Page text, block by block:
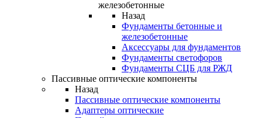
железобетонные
Назад
Фундаменты бетонные и
железобетонные
Аксессуары для фундаментов
Фундаменты светофоров
Фундаменты СЦБ для РЖД
Пассивные оптические компоненты
Назад
Пассивные оптические компоненты
Адаптеры оптические